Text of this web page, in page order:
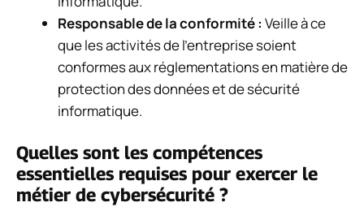
Responsable de la conformité : Veille à ce
que les activités de l’entreprise soient
conformes aux réglementations en matière de
protection des données et de sécurité
informatique.
Quelles sont les compétences
essentielles requises pour exercer le
métier de cybersécurité ?